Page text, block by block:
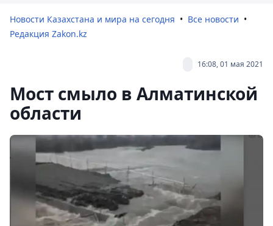
Новости Казахстана и мира на сегодня
Все новости
Редакция Zakon.kz
16:08, 01 мая 2021
Мост смыло в Алматинской
области